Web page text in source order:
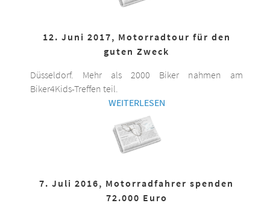
12. Juni 2017, Motorradtour für den
guten Zweck
Düsseldorf. Mehr als 2000 Biker nahmen am
Biker4Kids-Treffen teil.
WEITERLESEN
7. Juli 2016, Motorradfahrer spenden
72.000 Euro